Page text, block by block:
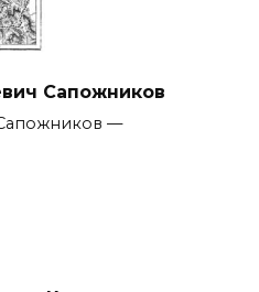
Сапожников
—